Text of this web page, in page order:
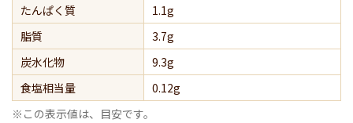
たんぱく質
1.1g
脂質
3.7g
炭水化物
9.3g
食塩相当量
0.12g
※この表示値は、目安です。